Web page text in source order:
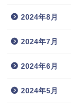
2024年8月
2024年7月
2024年6月
2024年5月